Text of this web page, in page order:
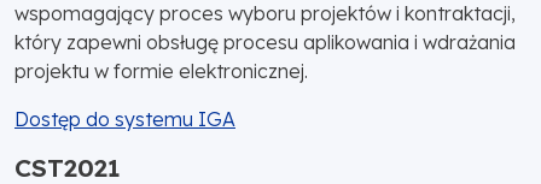
wspomagający proces wyboru projektów i kontraktacji,
który zapewni obsługę procesu aplikowania i wdrażania
projektu w formie elektronicznej.
Dostęp do systemu IGA
CST2021